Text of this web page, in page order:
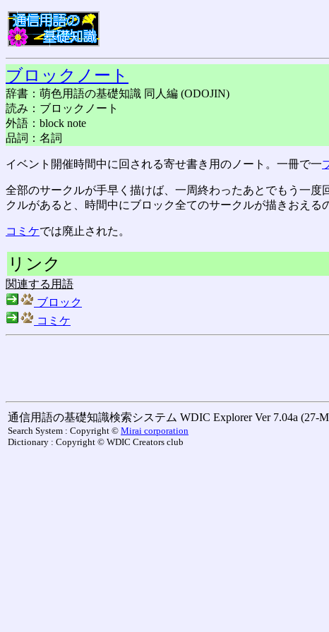
ブロックノート
辞書：萌色用語の基礎知識 同人編 (ODOJIN)
読み：ブロックノート
外語：block note
品詞：名詞
イベント開催時間中に回される寄せ書き用のノート。一冊で一
全部のサークルが手早く描けば、一周終わったあとでもう一
クルがあると、時間中にブロック全てのサークルが描きおえる
コミケでは廃止された。
リンク
関連する用語
ブロック
コミケ
通信用語の基礎知識検索システム WDIC Explorer Ver 7.04a (27-
Search System : Copyright © Mirai corporation
Dictionary : Copyright © WDIC Creators club